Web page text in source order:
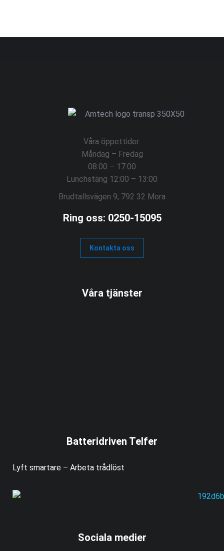
Våra öppettider:
Måndag – Fredag
08:00 – 17:00
Lunchstäng 12:00 – 13:00
Brudtallsvägen 9, 792 32 Mora
Ring oss: 0250-15095
Kontakta oss
Våra tjänster
Batteridriven Telfer
Lyft smartare – Arbeta trådlöst
Sociala medier